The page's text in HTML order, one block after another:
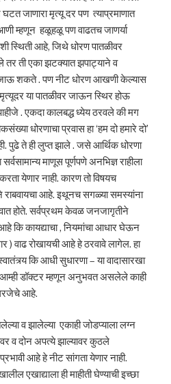
जाणारा मृत्यू दर पण त्याप्रमाणात
म्हणून हळूहळू पण वाढतच जाणर्या
स्थिती आहे, जिथे धोरण पातळीवर
तर ती एका झटक्यात झपाट्याने व
जाऊ शकते . पण नीट धोरण आखणी केल्यास
या पातळीवर जाऊन स्थिर होऊ
. एकदा कालबद्ध ध्येय ठरवले की मग
धोरणाचा प्रवास हा ‘हम दो हमारे दो’
पुढे ते ही लुप्त झाले . जसे आर्थिक धोरणा
माणूस पूर्णपणे अनभिज्ञ राहीला
येणार नाही. कारण तो विषयच
राबवायचा आहे. इथूनच सगळ्या समस्यांना
होते. सर्वप्रथम केवळ जनजागृतीने
आहे कि कायद्याचा , नियमांचा आधार घेऊन
) वाढ रोखायची आहे हे ठरवावे लागेल. हा
कि आधी सुधारणा – या वादासारखा
आम्ही डॉक्टर म्हणून अनुभवत असलेले काही
आहे.
झालेल्या एकाही जोडप्याला लग्न
व दोन अपत्ये झाल्यावर कुठले
आहे हे नीट सांगता येणार नाही.
एखाद्याला ही माहीती घेण्याची इच्छा